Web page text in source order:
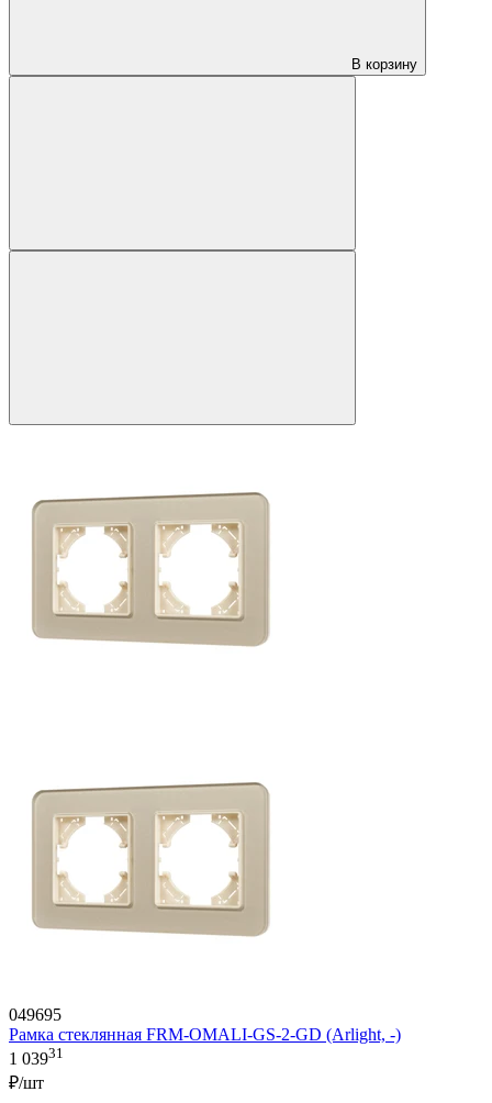
В корзину
049695
Рамка стеклянная FRM-OMALI-GS-2-GD (Arlight, -)
1 03931
₽/шт